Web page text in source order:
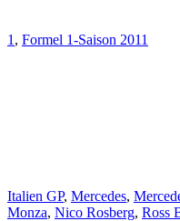
1 , Formel 1-Saison 2011
Italien GP, Mercedes,
Monza, Nico Rosberg, Ross